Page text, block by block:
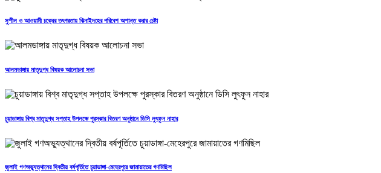
সুশীল ও আওয়ামী চক্রের তৎপরতায় ঝিনাইদহের পরিবেশ অশান্ত করার চেষ্টা
আলমডাঙ্গায় মাতৃদুগ্ধ বিষয়ক আলোচনা সভা
চুয়াডাঙ্গায় বিশ্ব মাতৃদুগ্ধ সপ্তাহ উপলক্ষে পুরস্কার বিতরণ অনুষ্ঠানে ডিসি লুৎফুন নাহার
জুলাই গণঅভ্যুত্থানের দ্বিতীয় বর্ষপূর্তিতে চুয়াডাঙ্গা-মেহেরপুরে জামায়াতের গণমিছিল